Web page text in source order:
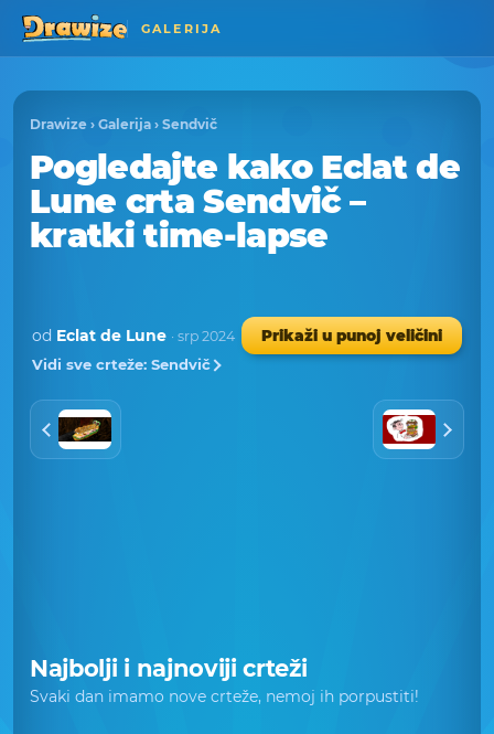
GALERIJA
Drawize › Galerija › Sendvič
Pogledajte kako Eclat de
Lune crta Sendvič –
kratki time-lapse
od Eclat de Lune · srp 2024
Prikaži u punoj veličini
Vidi sve crteže: Sendvič
Najbolji i najnoviji crteži
Svaki dan imamo nove crteže, nemoj ih porpustiti!